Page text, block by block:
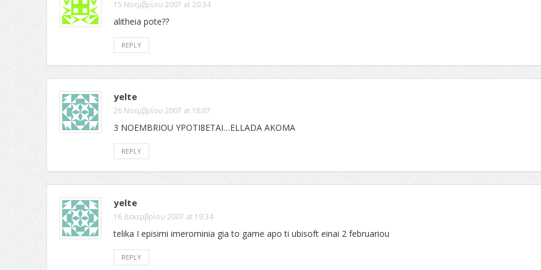
15 Νοεμβρίου 2007 at 20:34
alitheia pote??
REPLY
yelte
26 Νοεμβρίου 2007 at 18:07
3 NOEMBRIOU YPOTI8ETAI…ELLADA AKOMA
REPLY
yelte
16 Δεκεμβρίου 2007 at 19:34
telika I episimi imerominia gia to game apo ti ubisoft einai 2 februariou
REPLY